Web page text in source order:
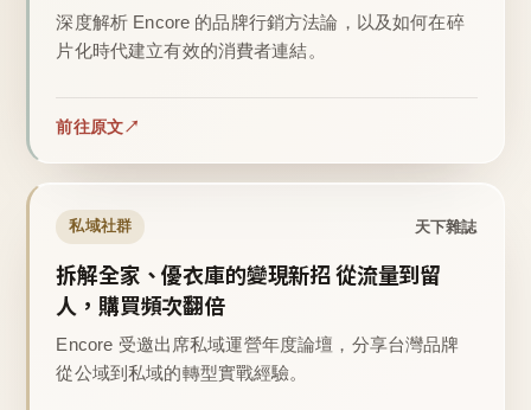
深度解析 Encore 的品牌行銷方法論，以及如何在碎
片化時代建立有效的消費者連結。
前往原文
私域社群 天下雜誌
拆解全家、優衣庫的變現新招 從流量到留
人，購買頻次翻倍
Encore 受邀出席私域運營年度論壇，分享台灣品牌
從公域到私域的轉型實戰經驗。